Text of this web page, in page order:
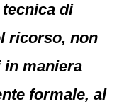
di
ricorso, non
in maniera
formale, al